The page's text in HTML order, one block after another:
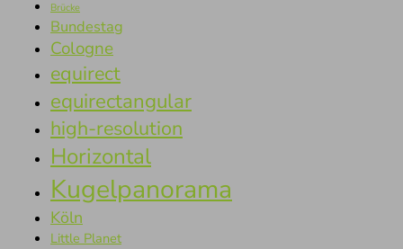
Brücke
Bundestag
Cologne
equirect
equirectangular
high-resolution
Horizontal
Kugelpanorama
Köln
Little Planet